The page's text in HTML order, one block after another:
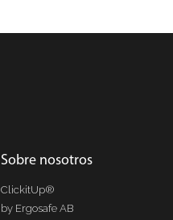
Sobre nosotros
ClickitUp®
by Ergosafe AB